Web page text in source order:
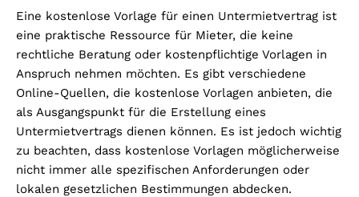
Eine kostenlose Vorlage für einen Untermietvertrag ist
eine praktische Ressource für Mieter, die keine
rechtliche Beratung oder kostenpflichtige Vorlagen in
Anspruch nehmen möchten. Es gibt verschiedene
Online-Quellen, die kostenlose Vorlagen anbieten, die
als Ausgangspunkt für die Erstellung eines
Untermietvertrags dienen können. Es ist jedoch wichtig
zu beachten, dass kostenlose Vorlagen möglicherweise
nicht immer alle spezifischen Anforderungen oder
lokalen gesetzlichen Bestimmungen abdecken.